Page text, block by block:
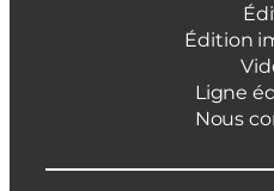
Édition
Ligne
Nous